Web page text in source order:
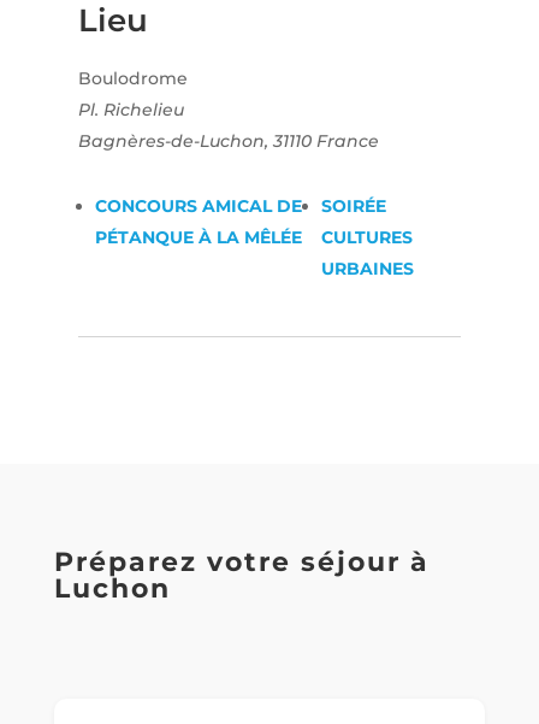
Lieu
Boulodrome
Pl. Richelieu
Bagnères-de-Luchon, 31110 France
CONCOURS AMICAL DE
PÉTANQUE À LA MÊLÉE
SOIRÉE
CULTURES
URBAINES
Préparez votre séjour à
Luchon